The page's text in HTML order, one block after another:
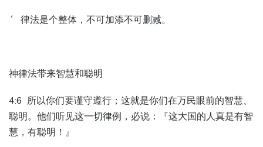
´ 律法是个整体，不可加添不可删减。
神律法带来智慧和聪明
4:6 所以你们要谨守遵行；这就是你们在万民眼前的智慧、
聪明。他们听见这一切律例，必说：『这大国的人真是有智
慧，有聪明！』